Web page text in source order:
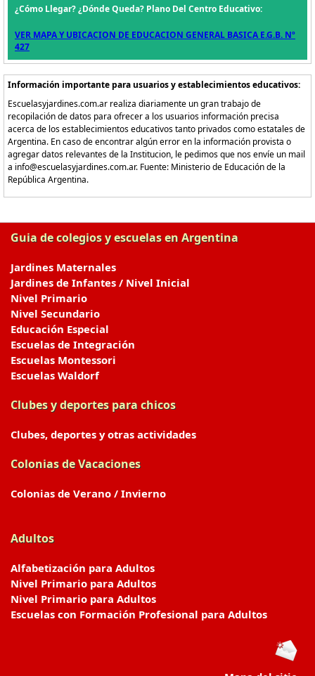
¿Cómo Llegar? ¿Dónde Queda? Plano Del Centro Educativo:
VER MAPA Y UBICACION DE EDUCACION GENERAL BASICA E.G.B. Nº
427
Información importante para usuarios y establecimientos educativos:
Escuelasyjardines.com.ar realiza diariamente un gran trabajo de
recopilación de datos para ofrecer a los usuarios información precisa
acerca de los establecimientos educativos tanto privados como estatales de
Argentina. En caso de encontrar algún error en la información provista o
agregar datos relevantes de la Institucion, le pedimos que nos envíe un mail
a info@escuelasyjardines.com.ar. Fuente: Ministerio de Educación de la
República Argentina.
Guia de colegios y escuelas en Argentina
Jardines Maternales
Jardines de Infantes / Nivel Inicial
Nivel Primario
Nivel Secundario
Educación Especial
Escuelas de Integración
Escuelas Montessori
Escuelas Waldorf
Clubes y deportes para chicos
Clubes, deportes y otras actividades
Colonias de Vacaciones
Colonias de Verano / Invierno
Adultos
Alfabetización para Adultos
Nivel Primario para Adultos
Nivel Primario para Adultos
Escuelas con Formación Profesional para Adultos